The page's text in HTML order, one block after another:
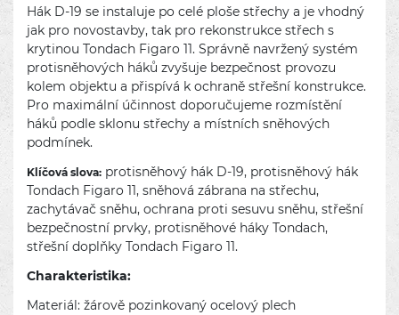
Hák D-19 se instaluje po celé ploše střechy a je vhodný
jak pro novostavby, tak pro rekonstrukce střech s
krytinou Tondach Figaro 11. Správně navržený systém
protisněhových háků zvyšuje bezpečnost provozu
kolem objektu a přispívá k ochraně střešní konstrukce.
Pro maximální účinnost doporučujeme rozmístění
háků podle sklonu střechy a místních sněhových
podmínek.
Klíčová slova: protisněhový hák D-19, protisněhový hák
Tondach Figaro 11, sněhová zábrana na střechu,
zachytávač sněhu, ochrana proti sesuvu sněhu, střešní
bezpečnostní prvky, protisněhové háky Tondach,
střešní doplňky Tondach Figaro 11.
Charakteristika:
Materiál: žárově pozinkovaný ocelový plech